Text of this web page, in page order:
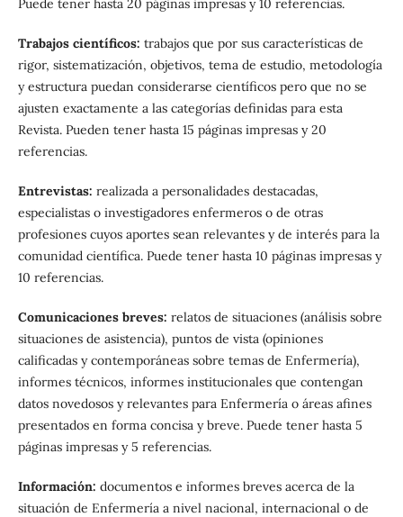
Puede tener hasta 20 páginas impresas y 10 referencias.
Trabajos científicos: trabajos que por sus características de
rigor, sistematización, objetivos, tema de estudio, metodología
y estructura puedan considerarse científicos pero que no se
ajusten exactamente a las categorías definidas para esta
Revista. Pueden tener hasta 15 páginas impresas y 20
referencias.
Entrevistas: realizada a personalidades destacadas,
especialistas o investigadores enfermeros o de otras
profesiones cuyos aportes sean relevantes y de interés para la
comunidad científica. Puede tener hasta 10 páginas impresas y
10 referencias.
Comunicaciones breves: relatos de situaciones (análisis sobre
situaciones de asistencia), puntos de vista (opiniones
calificadas y contemporáneas sobre temas de Enfermería),
informes técnicos, informes institucionales que contengan
datos novedosos y relevantes para Enfermería o áreas afines
presentados en forma concisa y breve. Puede tener hasta 5
páginas impresas y 5 referencias.
Información: documentos e informes breves acerca de la
situación de Enfermería a nivel nacional, internacional o de